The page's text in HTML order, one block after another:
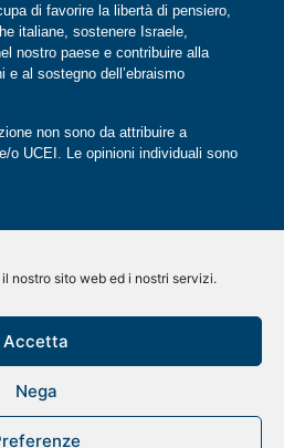
nostro sito web ed i nostri servizi.
Accetta
Nega
di favorire la libertà di pensiero,
italiane, sostenere Israele,
nostro paese e contribuire alla
e al sostegno dell’ebraismo
non sono da attribuire a
o UCEI. Le opinioni individuali sono
line dal 2020